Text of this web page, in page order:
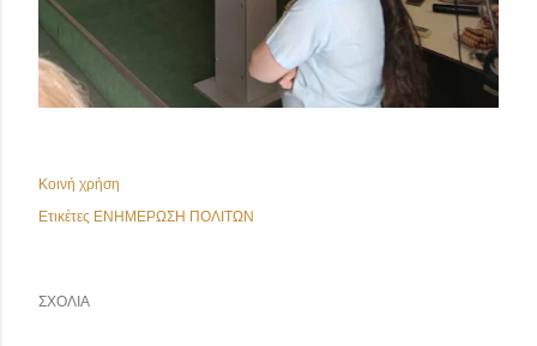
Κοινή χρήση
Ετικέτες ΕΝΗΜΕΡΩΣΗ ΠΟΛΙΤΩΝ
ΣΧΌΛΙΑ